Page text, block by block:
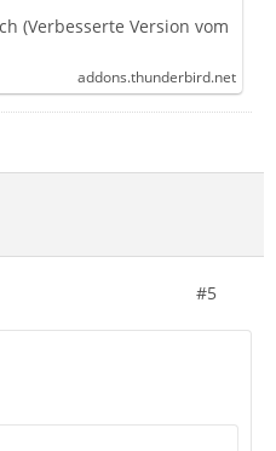
(Verbesserte Version vom
addons.thunderbird.net
#5